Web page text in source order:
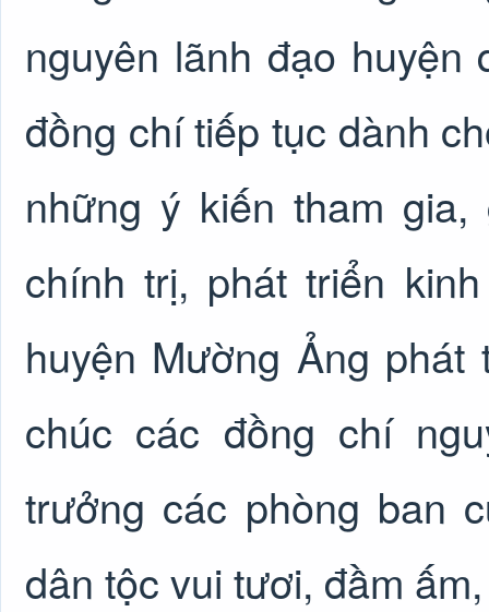
nguyên lãnh đạo
đồng chí tiếp tục dành
những ý kiến tham
chính trị, phát triển
huyện Mường Ảng
chúc các đồng chí
trưởng các phòng ban
dân tộc vui tươi, đầm